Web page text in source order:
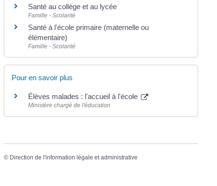
Santé au collège et au lycée
Famille - Scolarité
Santé à l'école primaire (maternelle ou
élémentaire)
Famille - Scolarité
Pour en savoir plus
Élèves malades : l'accueil à l'école
Ministère chargé de l'éducation
© Direction de l'information légale et administrative